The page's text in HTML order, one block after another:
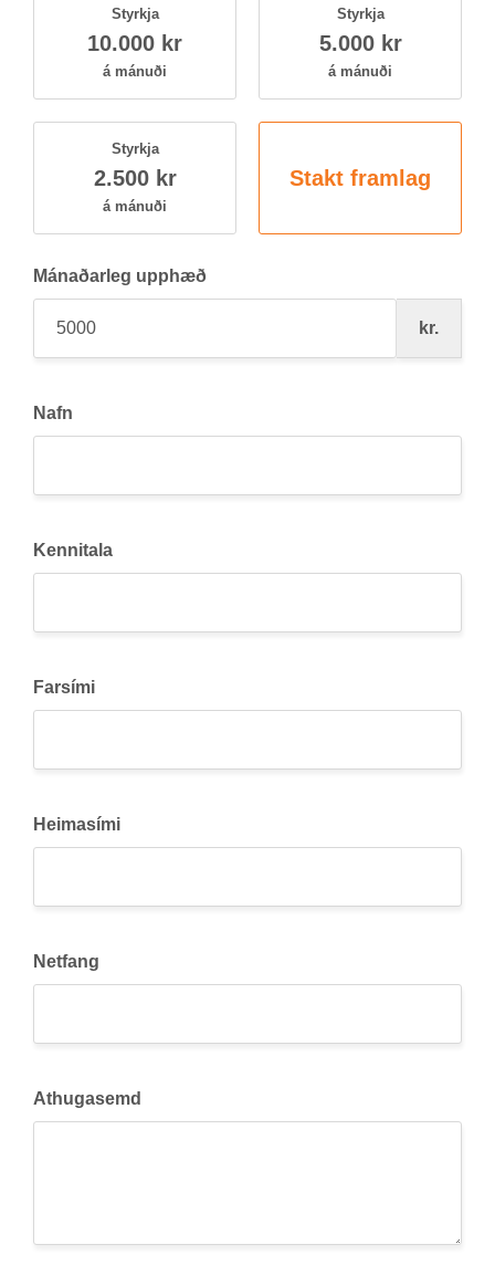
Styrkja
10.000 kr
á mán­uði
Styrkja
5.000 kr
á mán­uði
Styrkja
2.500 kr
á mán­uði
Stakt fram­lag
Mán­að­ar­leg upp­hæð
kr.
Nafn
Kennitala
Farsími
Heimasími
Netfang
Athugasemd